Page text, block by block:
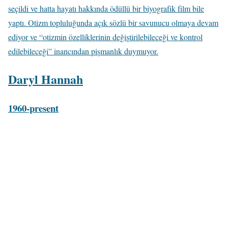
seçildi ve hatta hayatı hakkında ödüllü bir biyografik film bile
yaptı. Otizm topluluğunda açık sözlü bir savunucu olmaya devam
ediyor ve “otizmin özelliklerinin değiştirilebileceği ve kontrol
edilebileceği” inancından pişmanlık duymuyor.
Daryl Hannah
1960-present